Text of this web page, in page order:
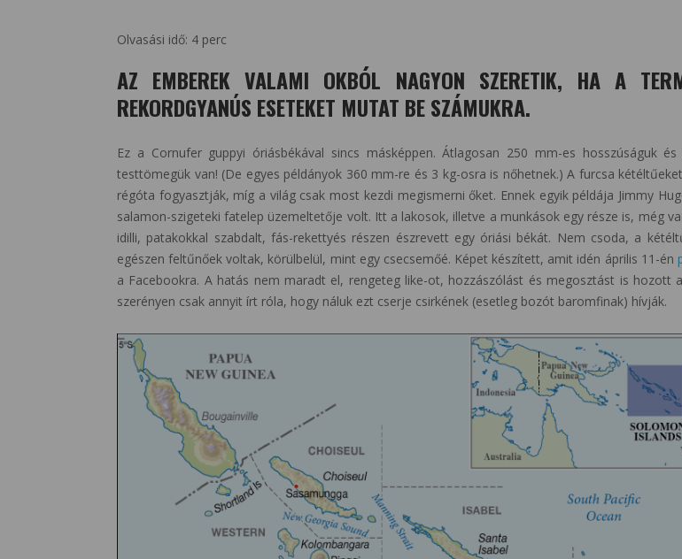
Olvasási idő: 4 perc
AZ EMBEREK VALAMI OKBÓL NAGYON SZERETIK, HA A
REKORDGYANÚS ESETEKET MUTAT BE SZÁMUKRA.
Ez a Cornufer guppyi óriásbékával sincs másképpen. Átlagosan 250 mm-es hosszúságuk
testtömegük van! (De egyes példányok 360 mm-re és 3 kg-osra is nőhetnek.) A furcsa
régóta fogyasztják, míg a világ csak most kezdi megismerni őket. Ennek egyik példája Jimmy
salamon-szigeteki fatelep üzemeltetője volt. Itt a lakosok, illetve a munkások egy része is, még
idilli, patakokkal szabdalt, fás-rekettyés részen észrevett egy óriási békát. Nem csoda, a
egészen feltűnőek voltak, körülbelül, mint egy csecsemőé. Képet készített, amit idén április 11-én
a Facebookra. A hatás nem maradt el, rengeteg like-ot, hozzászólást és megosztást is hozott
szerényen csak annyit írt róla, hogy náluk ezt cserje csirkének (esetleg bozót baromfinak) hívják.